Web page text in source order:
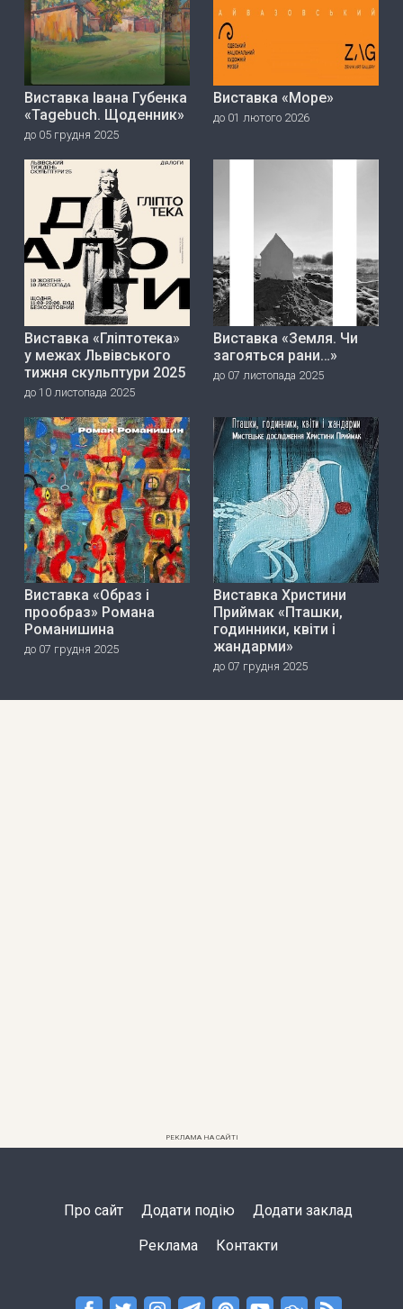
Виставка Івана Губенка
«Tagebuch. Щоденник»
до 05 грудня 2025
Виставка «Море»
до 01 лютого 2026
Виставка «Гліптотека»
у межах Львівського
тижня скульптури 2025
до 10 листопада 2025
Виставка «Земля. Чи
загояться рани…»
до 07 листопада 2025
Виставка «Образ і
прообраз» Романа
Романишина
до 07 грудня 2025
Виставка Христини
Приймак «Пташки,
годинники, квіти і
жандарми»
до 07 грудня 2025
РЕКЛАМА НА САЙТІ
Про сайт Додати подію Додати заклад
Реклама Контакти